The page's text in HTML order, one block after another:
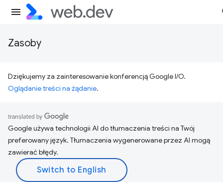
Zasoby
Dziękujemy za zainteresowanie konferencją Google I/O.
Oglądanie treści na żądanie.
Google używa technologii AI do tłumaczenia treści na Twój
preferowany język. Tłumaczenia wygenerowane przez AI mogą
zawierać błędy.